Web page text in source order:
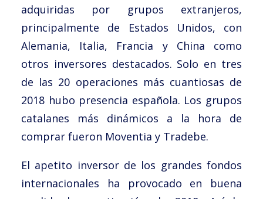
adquiridas por grupos extranjeros,
principalmente de Estados Unidos, con
Alemania, Italia, Francia y China como
otros inversores destacados. Solo en tres
de las 20 operaciones más cuantiosas de
2018 hubo presencia española. Los grupos
catalanes más dinámicos a la hora de
comprar fueron Moventia y Tradebe.
El apetito inversor de los grandes fondos
internacionales ha provocado en buena